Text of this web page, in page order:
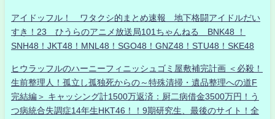
アイドッフル！ ワタクシ的まとめ速報 地下格闘アイドルだい
すき！23 ひうらのアニメ放送局101ちゃんねる BNK48 ！
SNH48！JKT48！MNL48！SGO48！GNZ48！STU48！SKE48
ヒウラッフルのハーニーフィニッシュゴミ屋敷補完計画 ＜必殺！
生前整理人！孤立し孤独死からの～特殊清掃・遺品整理への道F
完結編＞ キャッシング計1500万返済：厨二病借金3500万円！う
つ病統合失調症14年生HKT46！！9期研究生、最後のサイト！全